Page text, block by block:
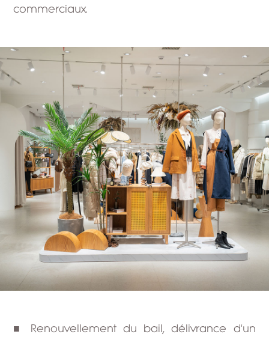
commerciaux.
■ Renouvellement du bail, délivrance d'un